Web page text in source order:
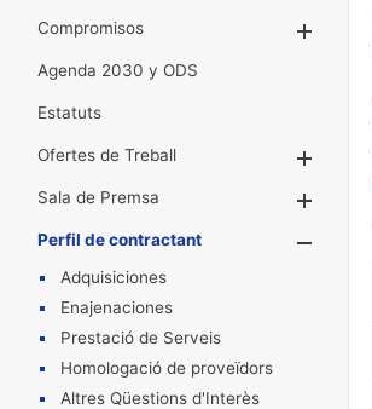
Compromisos
Agenda 2030 y ODS
Estatuts
Ofertes de Treball
Sala de Premsa
Perfil de contractant
Adquisiciones
Enajenaciones
Prestació de Serveis
Homologació de proveïdors
Altres Qüestions d'Interès